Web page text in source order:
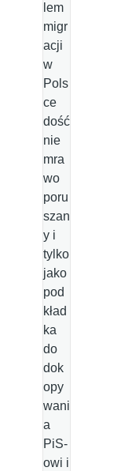
lem
migr
acji
w
Pols
ce
dość
nie
mra
wo
poru
szan
y i
tylko
jako
pod
kład
ka
do
dok
opy
wani
a
PiS-
owi i